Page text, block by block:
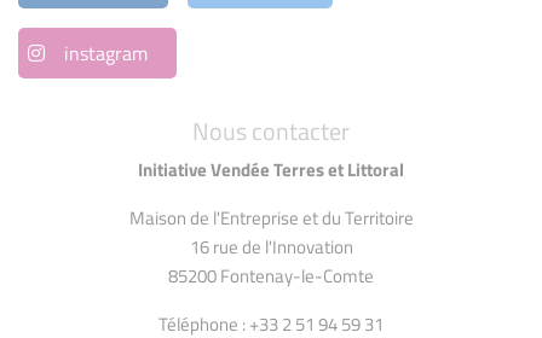
Nous contacter
Initiative Vendée Terres et Littoral
Maison de l'Entreprise et du Territoire
16 rue de l'Innovation
85200 Fontenay-le-Comte
Téléphone : +33 2 51 94 59 31
instagram